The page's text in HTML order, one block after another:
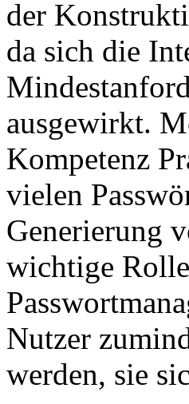
der
da sich die
ausgewirkt.
Kompetenz
vielen
Generierung
wichtige
Nutzer
werden, sie